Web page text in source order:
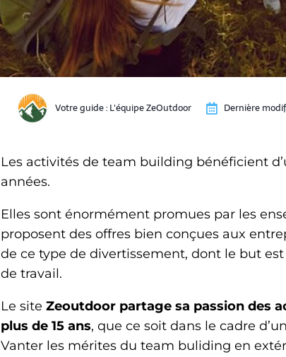
Votre guide :L'équipe ZeOutdoor Dernière
Les activités de team building bénéficient
années.
Elles sont énormément promues par les
proposent des offres bien conçues aux
de ce type de divertissement, dont le but
de travail.
Le site Zeoutdoor partage sa passion des
plus de 15 ans, que ce soit dans le cadre
Vanter les mérites du team buliding en